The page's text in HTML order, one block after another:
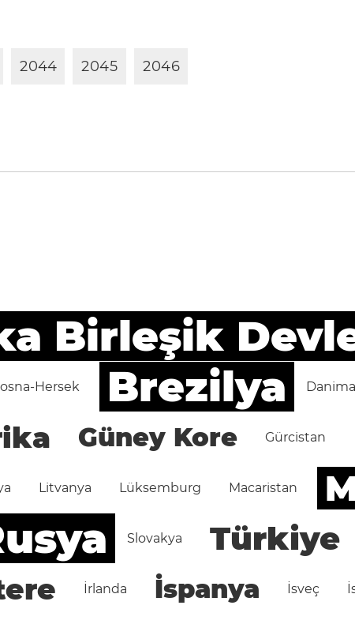
2044 2045 2046
Birleşik
Hersek Brezilya
Güney Kore Gürcistan
Litvanya Lüksemburg Macaristan
Slovakya Türkiye
İrlanda İspanya İsveç